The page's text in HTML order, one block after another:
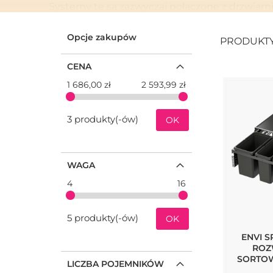
Vauth-Sagel kładzie duży nacisk na jakość
mają stabilną konstrukcję i przemyślany
Chociaż marka produkuje również inne
pojemników na śmieci wyróżniają się jako
ENVI
Opcje zakupów
CENA
1 686,00 zł
2 593,99 zł
3 produkty(-ów) OK
WAGA
4
16
5 produkty(-ów) OK
LICZBA POJEMNIKÓW